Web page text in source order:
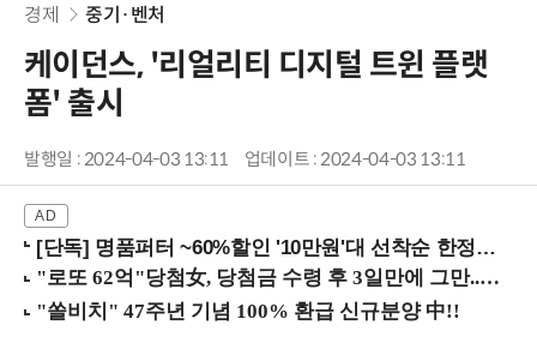
경제 중기·벤처
케이던스, '리얼리티 디지털 트윈 플랫
폼' 출시
발행일 : 2024-04-03 13:11 업데이트 : 2024-04-03 13:11
[단독] 명품퍼터 ~60%할인 '10만원'대 선착순 한정판매!